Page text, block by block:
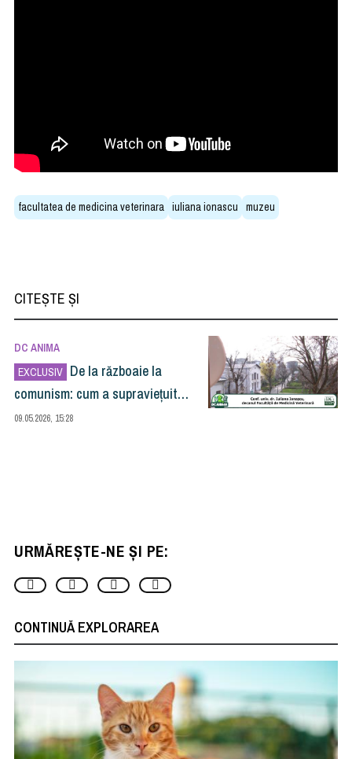
facultatea de medicina veterinara iuliana ionascu muzeu
CITEȘTE ȘI
DC ANIMA
EXCLUSIV
comunism: cum a supraviețuit
Facultatea de Medicină Veterinară
trecerii timpului
09.05.2026, 15:28
URMĂREȘTE-NE ȘI PE:
CONTINUĂ EXPLORAREA